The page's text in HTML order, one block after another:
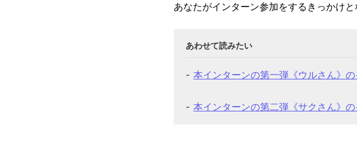
あなたがインターン参加をするきっかけと
本インターンの第一弾《ウルさん》
本インターンの第二弾《サクさん》